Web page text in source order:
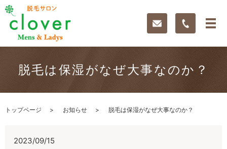
脱毛は保湿がなぜ大事なのか？
トップページ お知らせ 脱毛は保湿がなぜ大事なのか？
2023/09/15